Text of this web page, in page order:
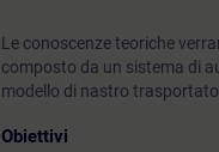
Le conoscenze teoriche
composto da un sistema di
modello di nastro
Obiettivi